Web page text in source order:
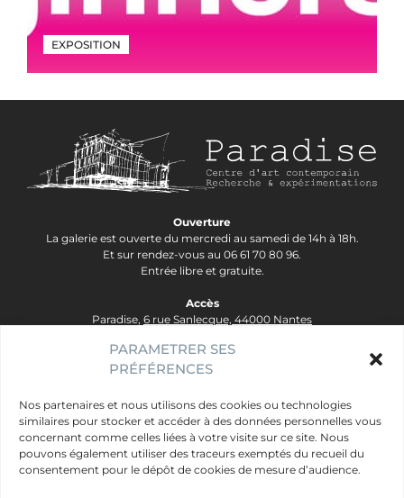
PARAMETRER SES
PRÉFÉRENCES
Nos partenaires et nous utilisons des cookies ou technologies
similaires pour stocker et accéder à des données personnelles vous
concernant comme celles liées à votre visite sur ce site. Nous
pouvons également utiliser des traceurs exemptés du recueil du
consentement pour le dépôt de cookies de mesure d’audience.
EXPOSITION
Ouverture
La galerie est ouverte du mercredi au samedi de 14h à 18h.
Et sur rendez-vous au 06 61 70 80 96.
Entrée libre et gratuite.
Accès
Paradise, 6 rue Sanlecque, 44000 Nantes
contact@galerie-paradise.fr
Paradise
Artistes
Évènements
Publics